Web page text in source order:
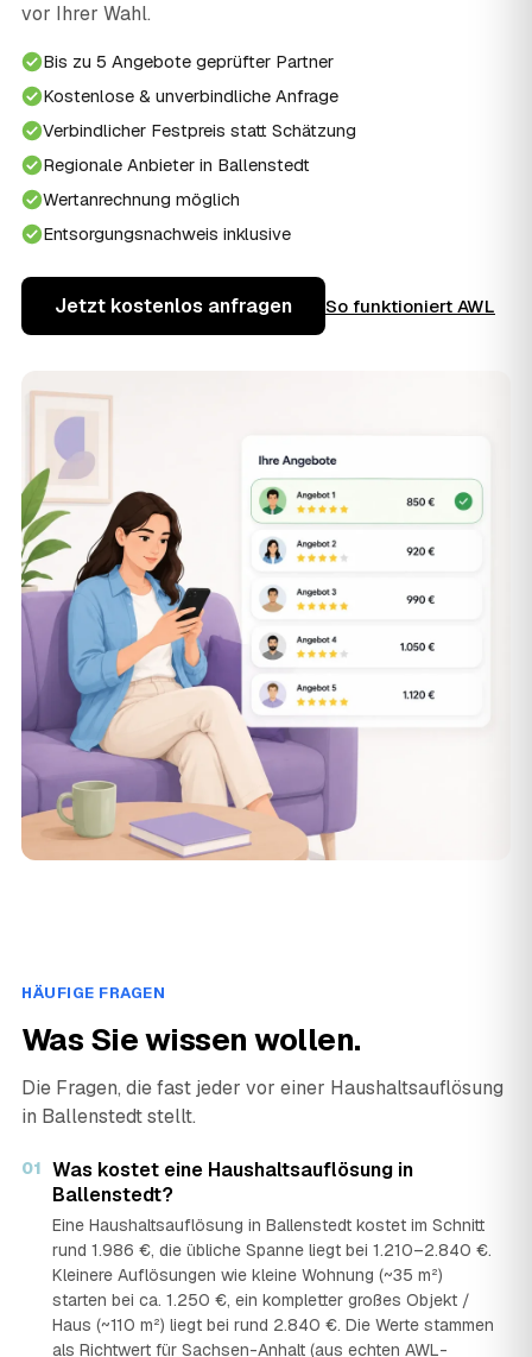
vor Ihrer Wahl.
Bis zu 5 Angebote geprüfter Partner
Kostenlose & unverbindliche Anfrage
Verbindlicher Festpreis statt Schätzung
Regionale Anbieter in Ballenstedt
Wertanrechnung möglich
Entsorgungsnachweis inklusive
Jetzt kostenlos anfragen So funktioniert AWL
HÄUFIGE FRAGEN
Was Sie wissen wollen.
Die Fragen, die fast jeder vor einer Haushaltsauflösung
in Ballenstedt stellt.
01 Was kostet eine Haushaltsauflösung in
Ballenstedt?
Eine Haushaltsauflösung in Ballenstedt kostet im Schnitt
rund 1.986 €, die übliche Spanne liegt bei 1.210–2.840 €.
Kleinere Auflösungen wie kleine Wohnung (~35 m²)
starten bei ca. 1.250 €, ein kompletter großes Objekt /
Haus (~110 m²) liegt bei rund 2.840 €. Die Werte stammen
als Richtwert für Sachsen-Anhalt (aus echten AWL-